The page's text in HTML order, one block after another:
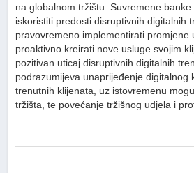
na globalnom tržištu. Suvremene
iskoristiti predosti disruptivnih digitalnih
pravovremeno implementirati promjene
proaktivno kreirati nove usluge svojim
pozitivan uticaj disruptivnih digitalnih
podrazumijeva unaprijeđenje digitalnog
trenutnih klijenata, uz istovremenu
tržišta, te povećanje tržišnog udjela i